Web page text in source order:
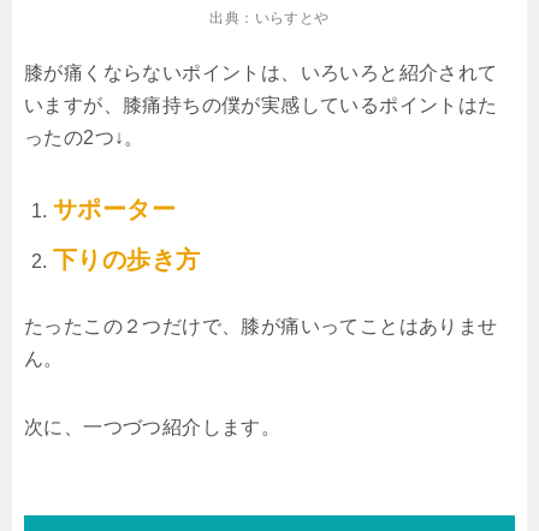
出典：いらすとや
膝が痛くならないポイントは、いろいろと紹介されて
いますが、膝痛持ちの僕が実感しているポイントはた
ったの2つ↓。
サポーター
下りの歩き方
たったこの２つだけで、膝が痛いってことはありませ
ん。
次に、一つづつ紹介します。